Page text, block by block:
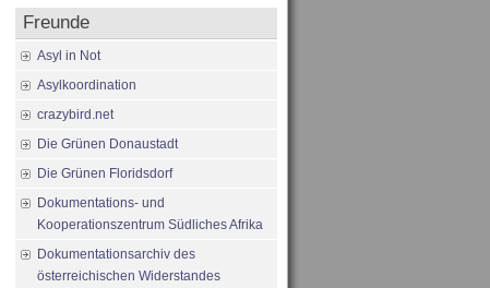
Freunde
Asyl in Not
Asylkoordination
crazybird.net
Die Grünen Donaustadt
Die Grünen Floridsdorf
Dokumentations- und
Kooperationszentrum Südliches Afrika
Dokumentationsarchiv des
österreichischen Widerstandes